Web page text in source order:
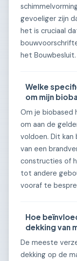
gevoeliger zijn
het is cruciaal
het Bouwbesluit.
Welke
om mijn
Om je biobased
om aan de
voldoen. Dit
van een
constructies of
tot andere
vooraf te
Hoe
dekking van
De meeste
dekking op de